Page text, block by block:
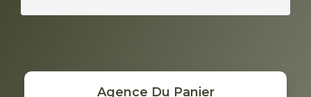
Agence Du Panier